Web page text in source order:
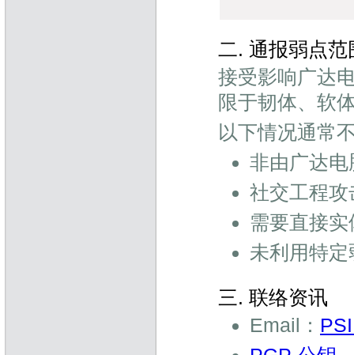
二. 通报弱点范
接受影响广达
限于韧体、软
以下情况通常
非由广达
社交工程
需要直接
未利用特
三. 联络资讯
Email：